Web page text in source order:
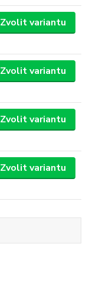
Zvolit variantu
Zvolit variantu
Zvolit variantu
Zvolit variantu